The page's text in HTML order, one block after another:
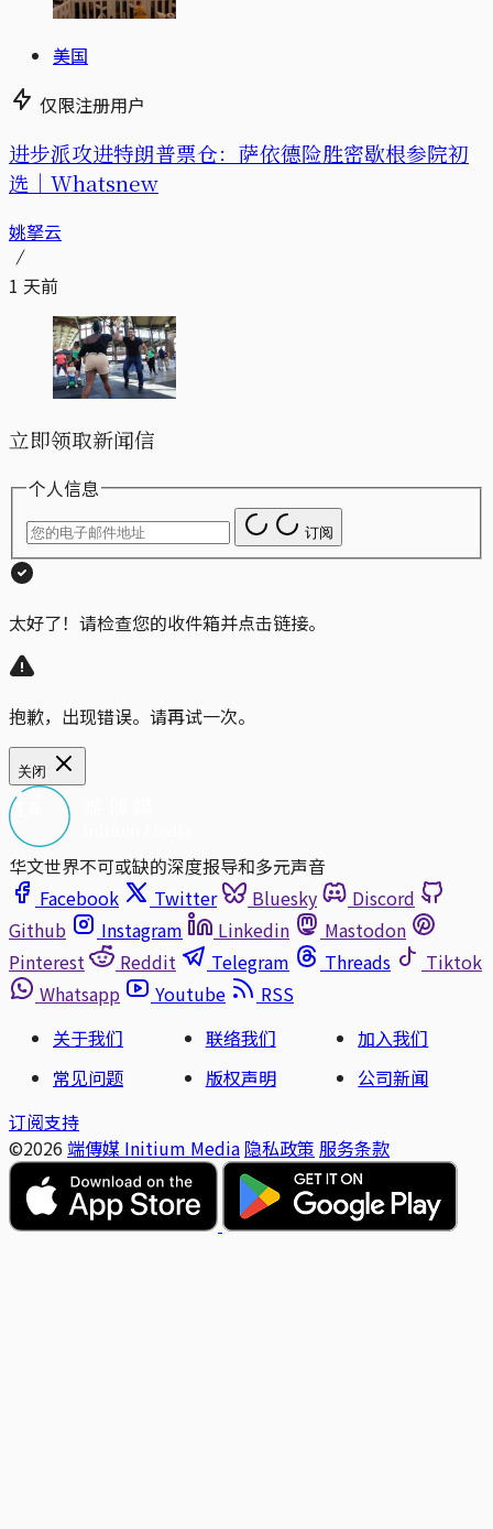
美国
仅限注册用户
进步派攻进特朗普票仓：萨依德险胜密歇根参院初
选｜Whatsnew
姚拏云
1 天前
立即领取新闻信
个人信息
订阅
太好了！请检查您的收件箱并点击链接。
抱歉，出现错误。请再试一次。
关闭
华文世界不可或缺的深度报导和多元声音
Facebook
Twitter Bluesky
Discord
Github
Instagram Linkedin
Mastodon
Pinterest
Reddit Telegram Threads
Tiktok
Whatsapp
Youtube
RSS
关于我们
联络我们
加入我们
常见问题
版权声明
公司新闻
订阅支持
©2026 端傳媒 Initium Media 隐私政策 服务条款